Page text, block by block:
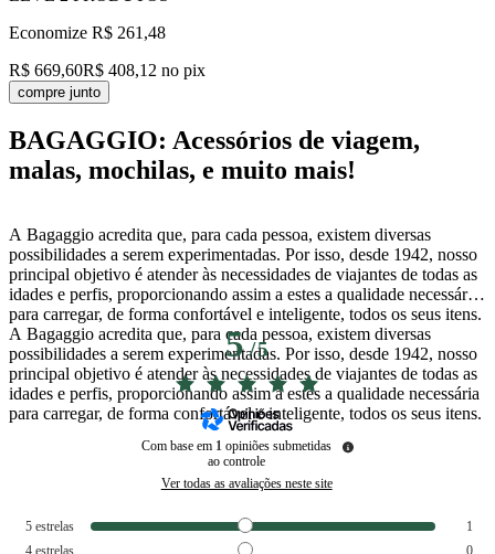
Economize R$ 261,48
R$ 669,60R$ 408,12 no pix
compre junto
BAGAGGIO: Acessórios de viagem,
malas, mochilas, e muito mais!
A Bagaggio acredita que, para cada pessoa, existem diversas
possibilidades a serem experimentadas. Por isso, desde 1942, nosso
principal objetivo é atender às necessidades de viajantes de todas as
idades e perfis, proporcionando assim a estes a qualidade necessária
para carregar, de forma confortável e inteligente, todos os seus itens.
A Bagaggio acredita que, para cada pessoa, existem diversas
possibilidades a serem experimentadas. Por isso, desde 1942, nosso
principal objetivo é atender às necessidades de viajantes de todas as
idades e perfis, proporcionando assim a estes a qualidade necessária
para carregar, de forma confortável e inteligente, todos os seus itens.
5/5
Com base em 1 opiniões submetidas
ao controle
Ver todas as avaliações neste site
5 estrelas
1
4 estrelas
0